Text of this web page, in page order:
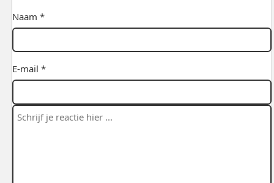
Naam *
E-mail *